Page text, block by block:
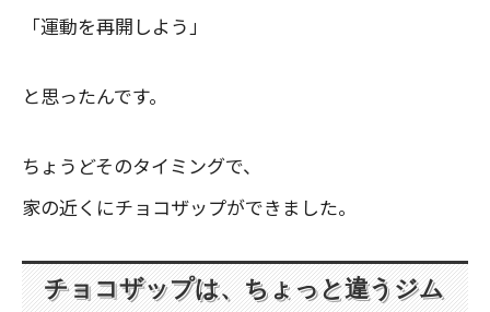
「運動を再開しよう」
と思ったんです。
ちょうどそのタイミングで、
家の近くにチョコザップができました。
チョコザップは、ちょっと違うジム